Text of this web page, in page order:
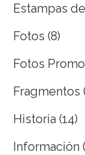
Estampas
Fotos (8)
Fotos
Fragmentos
Historia (14)
Información